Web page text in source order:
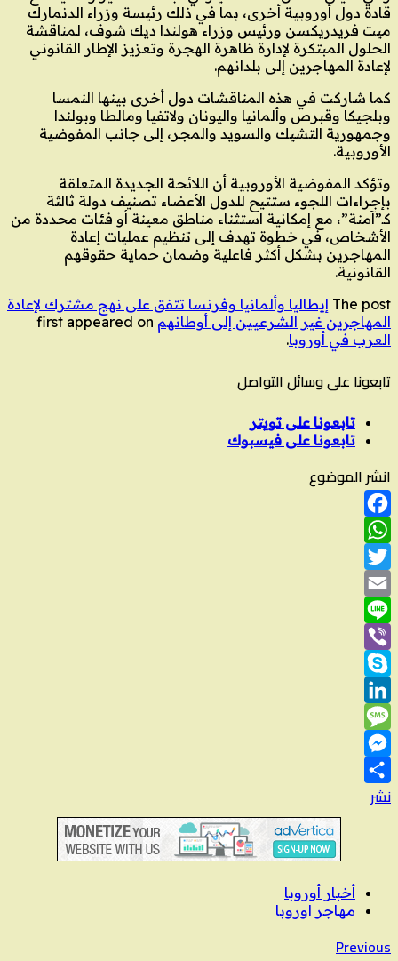
قادة دول أوروبية أخرى، بما في ذلك رئيسة وزراء الدنمارك
ميت فريدريكسن ورئيس وزراء هولندا ديك شوف، لمناقشة
الحلول المبتكرة لإدارة ظاهرة الهجرة وتعزيز الإطار القانوني
لإعادة المهاجرين إلى بلدانهم.
كما شاركت في هذه المناقشات دول أخرى بينها النمسا
وبلجيكا وقبرص وألمانيا واليونان ولاتفيا ومالطا وبولندا
وجمهورية التشيك والسويد والمجر، إلى جانب المفوضية
الأوروبية.
وتؤكد المفوضية الأوروبية أن اللائحة الجديدة المتعلقة
بإجراءات اللجوء ستتيح للدول الأعضاء تصنيف دولة ثالثة
كـ”آمنة”، مع إمكانية استثناء مناطق معينة أو فئات محددة من
الأشخاص، في خطوة تهدف إلى تنظيم عمليات إعادة
المهاجرين بشكل أكثر فاعلية وضمان حماية حقوقهم
القانونية.
The post إيطاليا وألمانيا وفرنسا تتفق على نهج مشترك لإعادة
المهاجرين غير الشرعيين إلى أوطانهم
العرب في أوروبا.
تابعونا على وسائل التواصل
تابعونا على تويتر
تابعونا على فيسبوك
انشر الموضوع
Facebook
WhatsApp
Twitter
Email
Line
Viber
Skype
LinkedIn
Message
Messenger
نشر
أخبار أوروبا
مهاجر اوروبا
Previous